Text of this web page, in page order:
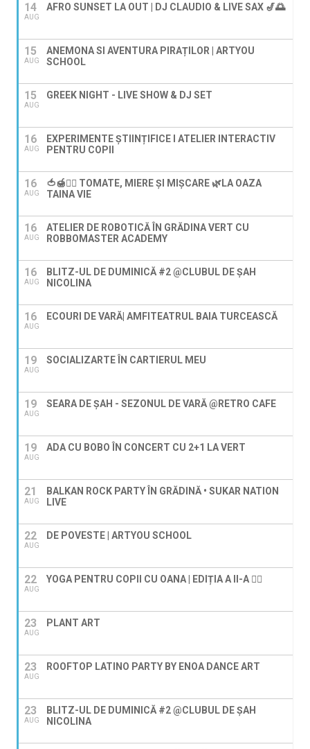
14
AUG
AFRO SUNSET LA OUT | DJ CLAUDIO & LIVE SAX 🎷🌅
15
AUG
ANEMONA SI AVENTURA PIRAȚILOR | ARTYOU
SCHOOL
15
AUG
GREEK NIGHT - LIVE SHOW & DJ SET
16
AUG
EXPERIMENTE ȘTIINȚIFICE I ATELIER INTERACTIV
PENTRU COPII
16
AUG
🍅🍯🚶‍♀️ TOMATE, MIERE ȘI MIȘCARE 🌿LA OAZA
TAINA VIE
16
AUG
ATELIER DE ROBOTICĂ ÎN GRĂDINA VERT CU
ROBBOMASTER ACADEMY
16
AUG
BLITZ-UL DE DUMINICĂ #2 @CLUBUL DE ȘAH
NICOLINA
16
AUG
ECOURI DE VARĂ| AMFITEATRUL BAIA TURCEASCĂ
19
AUG
SOCIALIZARTE ÎN CARTIERUL MEU
19
AUG
SEARA DE ȘAH - SEZONUL DE VARĂ @RETRO CAFE
19
AUG
ADA CU BOBO ÎN CONCERT CU 2+1 LA VERT
21
AUG
BALKAN ROCK PARTY ÎN GRĂDINĂ • SUKAR NATION
LIVE
22
AUG
DE POVESTE | ARTYOU SCHOOL
22
AUG
YOGA PENTRU COPII CU OANA | EDIȚIA A II-A 🧘‍♀️
23
AUG
PLANT ART
23
AUG
ROOFTOP LATINO PARTY BY ENOA DANCE ART
23
AUG
BLITZ-UL DE DUMINICĂ #2 @CLUBUL DE ȘAH
NICOLINA